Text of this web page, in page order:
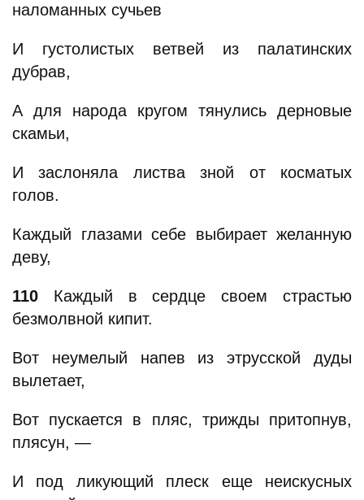
наломанных сучьев
И густолистых ветвей из палатинских
дубрав,
А для народа кругом тянулись дерновые
скамьи,
И заслоняла листва зной от косматых
голов.
Каждый глазами себе выбирает желанную
деву,
110 Каждый в сердце своем страстью
безмолвной кипит.
Вот неумелый напев из этрусской дуды
вылетает,
Вот пускается в пляс, трижды притопнув,
плясун, —
И под ликующий плеск еще неискусных